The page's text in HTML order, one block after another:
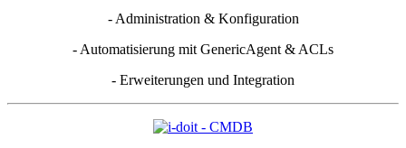
- Administration & Konfiguration
- Automatisierung mit GenericAgent & ACLs
- Erweiterungen und Integration